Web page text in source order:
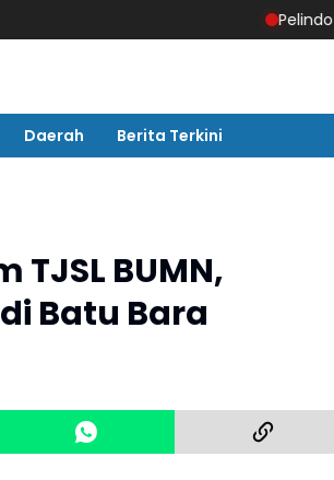
Pelindo Regional
Daerah Berita Terkini
TJSL BUMN,
Batu Bara